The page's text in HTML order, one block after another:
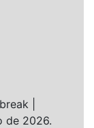
|
de 2026.